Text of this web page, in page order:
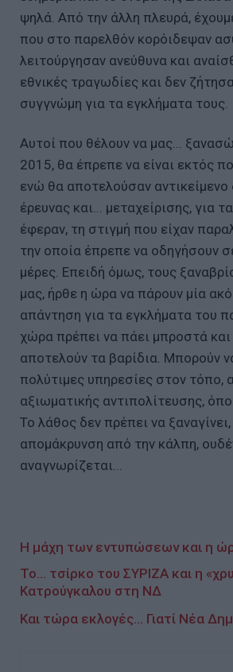
ψηλά. Από την άλλη πλευρά,
που στο παρελθόν κορόιδεψαν
λειτούργησαν ανεύθυνα και
εθνικές τραγωδίες και δεν
συγγνώμη για τα εγκλήματα τους.
Αυτοί που θέλουν να μας...
2015, θα έπρεπε να είναι εκτός
ενώ θα αποτελούσαν αντικείμενο
έρευνας και... μεταχείρισης, για
έφεραν, τη στιγμή που είχαν
την οποία έπρεπε να οδηγήσουν
μέρες. Επειδή όμως, τους
μας, ήρθε η ώρα να πάρουν μία
απάντηση για τα εγκλήματα του
χώρα πρέπει να πάει μπροστά και
αποτελούν τα βαρίδια. Μπορούν
πολύτιμες υπηρεσίες στον τόπο,
αξιωματικής αντιπολίτευσης,
Το λάθος δεν πρέπει να
απομάκρυνση από την κάλπη,
αναγνωρίζεται...
Η μάχη των εντυπώσεων και η
Το... τσίρκο του ΣΥΡΙΖΑ και η
Κατρούγκαλου στη ΝΔ
Και τώρα εκλογές… Γιατί Νέα